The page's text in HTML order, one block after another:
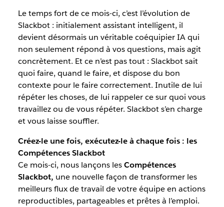
Le temps fort de ce mois-ci, c’est l’évolution de
Slackbot : initialement assistant intelligent, il
devient désormais un véritable coéquipier IA qui
non seulement répond à vos questions, mais agit
concrètement. Et ce n’est pas tout : Slackbot sait
quoi faire, quand le faire, et dispose du bon
contexte pour le faire correctement. Inutile de lui
répéter les choses, de lui rappeler ce sur quoi vous
travaillez ou de vous répéter. Slackbot s’en charge
et vous laisse souffler.
Créez-le une fois, exécutez-le à chaque fois : les
Compétences Slackbot
Ce mois-ci, nous lançons lesCompétences
Slackbot, une nouvelle façon de transformer les
meilleurs flux de travail de votre équipe en actions
reproductibles, partageables et prêtes à l’emploi.